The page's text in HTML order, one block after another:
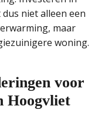
niet alleen een
maar
woning.
voor
Hoogvliet